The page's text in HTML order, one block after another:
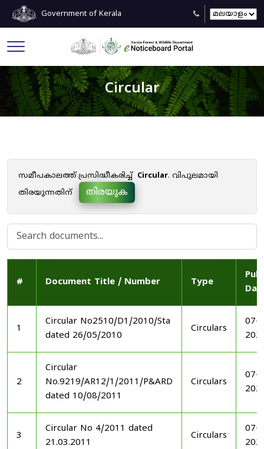
Government of Kerala
Circular
സമീപകാലത്ത് പ്രസിദ്ധീകരിച്ച് Circular. വിപുലമായി
തിരയുന്നതിന്
തിരയുക
# Document Title / Number Type
1
Circular No2510/D1/2010/Sta
dated 26/05/2010
Circulars
07-
2
Circular
No.9219/AR12/1/2011/P&ARD
dated 10/08/2011
Circulars
07-
3
Circular No 4/2011 dated
21.03.2011
Circulars
07-